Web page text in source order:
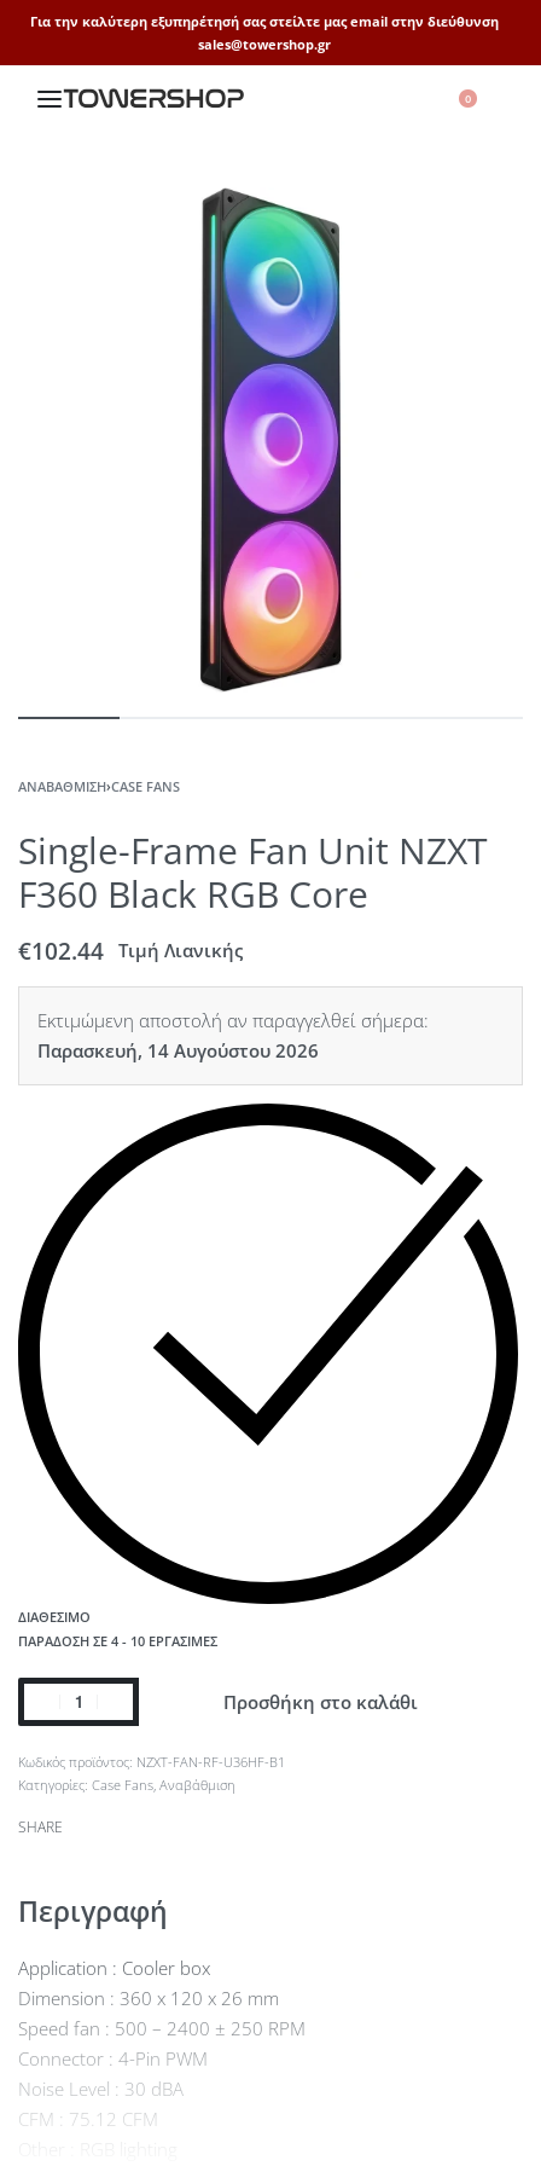
Για την καλύτερη εξυπηρέτησή σας στείλτε μας email στην διεύθυνση
sales@towershop.gr
0
ΑΝΑΒΆΘΜΙΣΗ›CASE FANS
Single-Frame Fan Unit NZXT
F360 Black RGB Core
€102.44 Τιμή Λιανικής
Εκτιμώμενη αποστολή αν παραγγελθεί σήμερα:
Παρασκευή, 14 Αυγούστου 2026
ΔΙΑΘΈΣΙΜΟ
ΠΑΡΆΔΟΣΗ ΣΕ 4 - 10 ΕΡΓΆΣΙΜΕΣ
Προσθήκη στο καλάθι
NZXT-FAN-RF-U36HF-B1
Κατηγορίες: Case Fans Αναβάθμιση
SHARE
Περιγραφή
Application : Cooler box
Dimension : 360 x 120 x 26 mm
Speed fan : 500 – 2400 ± 250 RPM
Connector : 4-Pin PWM
Noise Level : 30 dBA
CFM : 75.12 CFM